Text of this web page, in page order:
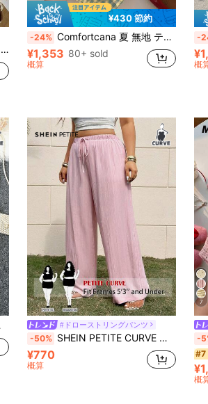
¥430 節約
-24% Comfortcana 夏 無地 テクスチャー クリンクル生地 ゆったり ドローストリング ウエストタイ カジュアル バケーション ワイドレッグパンツ、プラスサイズ
¥1,353 80+ sold
概算
-
概
#ドローストリングパンツ
-50% SHEIN PETITE CURVE テクスチャ生地 ストレートレッグ パンツ エラスティックウエスト プラスサイズ 小さいサイズ レディース 夏秋
¥770
概算
7
-
#7
概